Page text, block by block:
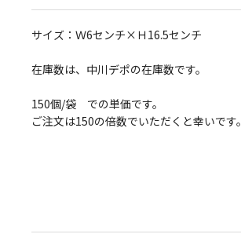
サイズ：Ｗ6センチ×Ｈ16.5センチ
在庫数は、中川デポの在庫数です。
150個/袋 での単価です。
ご注文は150の倍数でいただくと幸いです。